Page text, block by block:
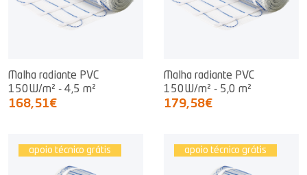
Malha radiante PVC
150W/m² - 4,5 m²
168,51€
Malha radiante PVC
150W/m² - 5,0 m²
179,58€
apoio técnico grátis apoio técnico grátis